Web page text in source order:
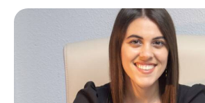
ALYSA
Equipo